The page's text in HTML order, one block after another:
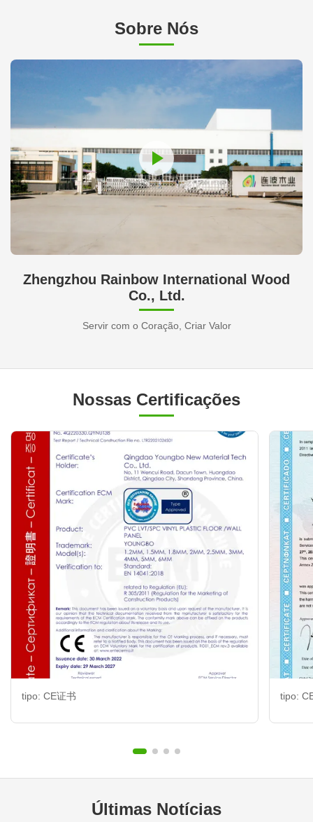
Sobre Nós
Zhengzhou Rainbow International Wood
Co., Ltd.
Servir com o Coração, Criar Valor
Nossas Certificações
tipo: CE证书 tipo:
Últimas Notícias